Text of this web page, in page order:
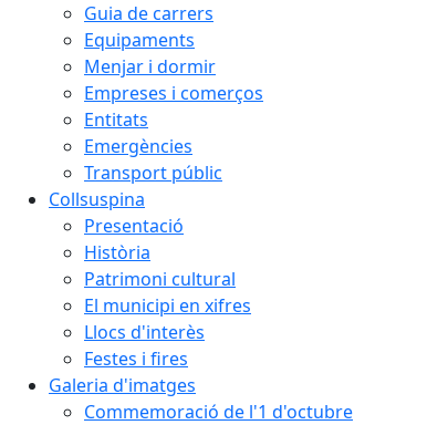
Guia de carrers
Equipaments
Menjar i dormir
Empreses i comerços
Entitats
Emergències
Transport públic
Collsuspina
Presentació
Història
Patrimoni cultural
El municipi en xifres
Llocs d'interès
Festes i fires
Galeria d'imatges
Commemoració de l'1 d'octubre